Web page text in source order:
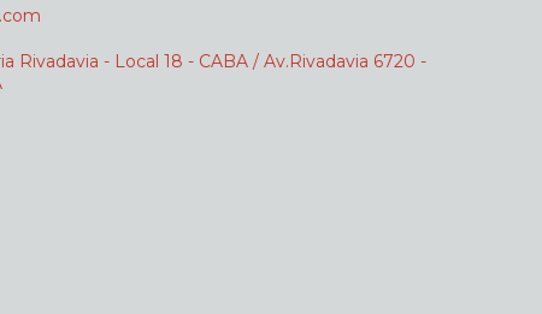
Rivadavia - Local 18 - CABA / Av.Rivadavia 6720 -